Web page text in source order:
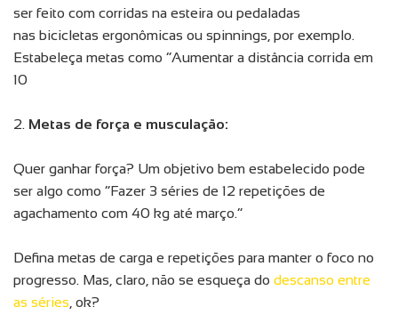
ser feito com corridas na esteira ou pedaladas
nas bicicletas ergonômicas ou spinnings, por exemplo.
Estabeleça metas como “Aumentar a distância corrida em
10
2. Metas de força e musculação:
Quer ganhar força? Um objetivo bem estabelecido pode
ser algo como “Fazer 3 séries de 12 repetições de
agachamento com 40 kg até março.”
Defina metas de carga e repetições para manter o foco no
progresso. Mas, claro, não se esqueça do descanso entre
as séries , ok?